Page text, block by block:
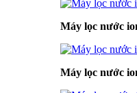
Máy lọc nước
Máy lọc nước